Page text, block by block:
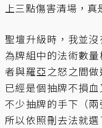
上三點傷害清場，真
聖壇升級時，我並
為牌組中的法術數
者與羅亞之怒之間
已經是個抽牌不損
不少抽牌的手下（
所以依照刪去法就